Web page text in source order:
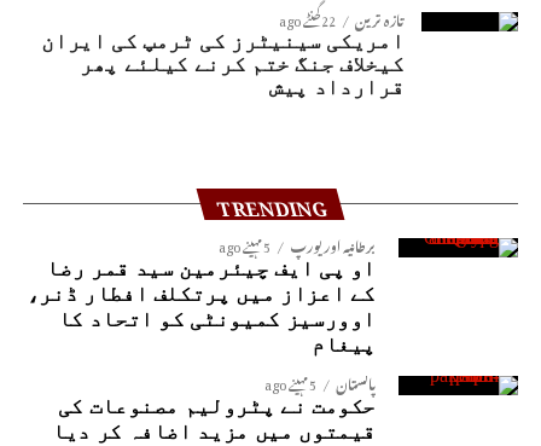
تازہ ترین 22 گھنٹے ago
امریکی سینیٹرز کی ٹرمپ کی ایران
کیخلاف جنگ ختم کرنے کیلئے پھر
قرارداد پیش
TRENDING
برطانیہ اور یورپ 5 مہینے ago
او پی ایف چیئرمین سید قمر رضا
کے اعزاز میں پرتکلف افطار ڈنر،
اوورسیز کمیونٹی کو اتحاد کا
پیغام
پاکستان 5 مہینے ago
حکومت نے پٹرولیم مصنوعات کی
قیمتوں میں مزید اضافہ کر دیا